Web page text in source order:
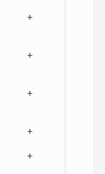
+
+
+
+
+